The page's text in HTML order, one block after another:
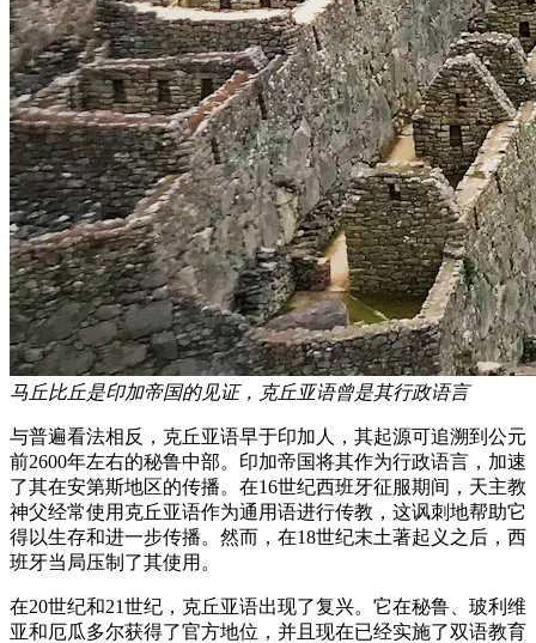
马丘比丘是印加帝国的见证，克丘亚语曾是其行政语言
与普遍看法相反，克丘亚语早于印加人，其起源可追溯到公元
前2600年左右的秘鲁中部。印加帝国将其作为行政语言，加速
了其在安第斯地区的传播。在16世纪西班牙征服期间，天主教
神父经常使用克丘亚语作为通用语进行传教，这讽刺地帮助它
得以生存和进一步传播。然而，在18世纪末土著起义之后，西
班牙当局压制了其使用。
在20世纪和21世纪，克丘亚语出现了复兴。它在秘鲁、玻利维
亚和厄瓜多尔获得了官方地位，并且现在已经实施了双语教育